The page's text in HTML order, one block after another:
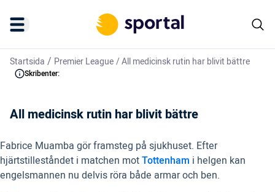
Startsida / Premier League/All medicinsk rutin har blivit bättre
Skribenter:
All medicinsk rutin har blivit bättre
Fabrice Muamba gör framsteg på sjukhuset. Efter
hjärtstilleståndet i matchen motTottenham i helgen kan
engelsmannen nu delvis röra både armar och ben.